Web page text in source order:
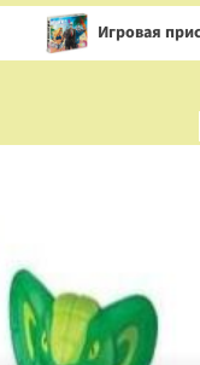
приставка Hamy